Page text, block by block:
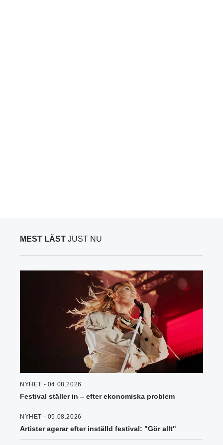
MEST LÄST JUST NU
NYHET - 04.08.2026
Festival ställer in – efter ekonomiska problem
NYHET - 05.08.2026
Artister agerar efter inställd festival: "Gör allt"